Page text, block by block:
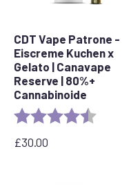
CDT Vape Patrone -
Eiscreme Kuchen x
Gelato | Canavape
Reserve | 80%+
Cannabinoide
Bewertung:
£30.00